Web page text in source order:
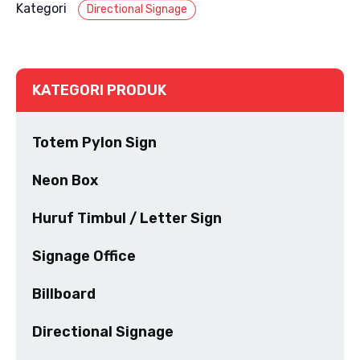
Kategori Directional Signage
KATEGORI PRODUK
Totem Pylon Sign
Neon Box
Huruf Timbul / Letter Sign
Signage Office
Billboard
Directional Signage